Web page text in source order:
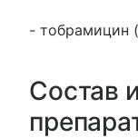
- тобрамицин
Состав